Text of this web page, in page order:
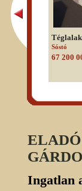
Sóstó
67 200
Ingatlan